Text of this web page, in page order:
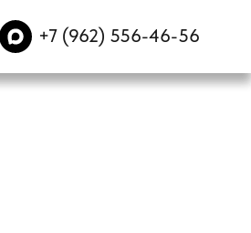
+7 (962) 556-46-56
+7 (962) 556-46-56